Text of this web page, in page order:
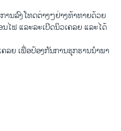
ານລົງໂທດຕ່າງໆຢ່າງທ້າທາຍດ້ວຍ
ໄຟ ແລະລະເບີດນິວເຄລຍ ແລະໄດ້
ລຍ ເພື່ອປ້ອງກັນການຮຸກຮານນຳພາ